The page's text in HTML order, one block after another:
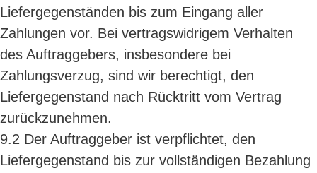
Liefergegenständen bis zum Eingang aller
Zahlungen vor. Bei vertragswidrigem Verhalten
des Auftraggebers, insbesondere bei
Zahlungsverzug, sind wir berechtigt, den
Liefergegenstand nach Rücktritt vom Vertrag
zurückzunehmen.
9.2 Der Auftraggeber ist verpflichtet, den
Liefergegenstand bis zur vollständigen Bezahlung